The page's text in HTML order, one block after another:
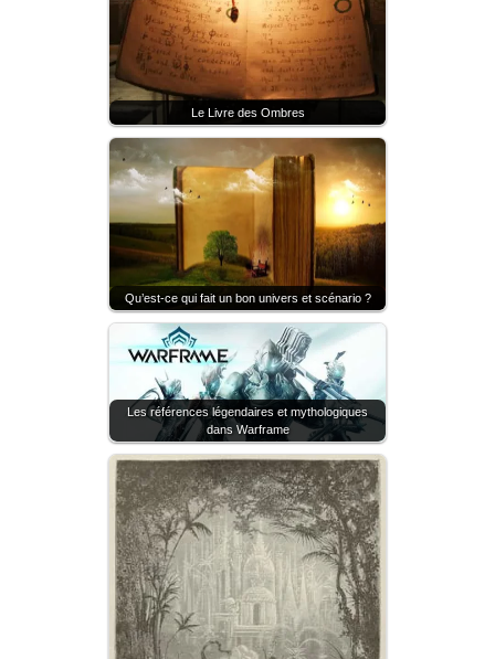
Le Livre des Ombres
Qu’est-ce qui fait un bon univers et scénario ?
Les références légendaires et mythologiques
dans Warframe